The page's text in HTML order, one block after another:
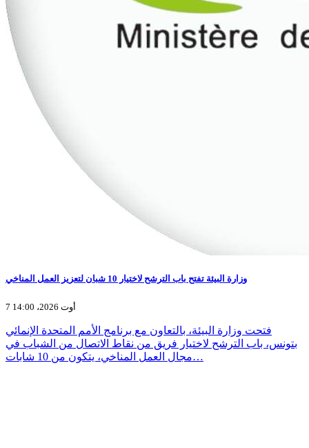
وزارة البيئة تفتح باب الترشح لاختيار 10 شبان لتعزيز العمل المناخي
7 أوت 2026، 14:00
فتحت وزارة البيئة، بالتعاون مع برنامج الأمم المتحدة الإنمائي
بتونس، باب الترشح لاختيار فريق من نقاط الاتصال من الشباب في
مجال العمل المناخي، يتكون من 10 شابات…